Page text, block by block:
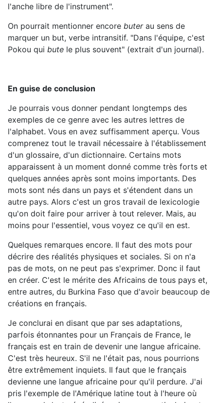
l'anche libre de l'instrument".
On pourrait mentionner encore buterau sens de
marquer un but, verbe intransitif. "Dans l'équipe, c'est
Pokou qui bute le plus souvent" (extrait d'un journal).
En guise de conclusion
Je pourrais vous donner pendant longtemps des
exemples de ce genre avec les autres lettres de
l'alphabet. Vous en avez suffisamment aperçu. Vous
comprenez tout le travail nécessaire à l'établissement
d'un glossaire, d'un dictionnaire. Certains mots
apparaissent à un moment donné comme très forts et
quelques années après sont moins importants. Des
mots sont nés dans un pays et s'étendent dans un
autre pays. Alors c'est un gros travail de lexicologie
qu'on doit faire pour arriver à tout relever. Mais, au
moins pour l'essentiel, vous voyez ce qu'il en est.
Quelques remarques encore. Il faut des mots pour
décrire des réalités physiques et sociales. Si on n'a
pas de mots, on ne peut pas s'exprimer. Donc il faut
en créer. C'est le mérite des Africains de tous pays et,
entre autres, du Burkina Faso que d'avoir beaucoup de
créations en français.
Je conclurai en disant que par ses adaptations,
parfois étonnantes pour un Français de France, le
français est en train de devenir une langue africaine.
C'est très heureux. S'il ne l'était pas, nous pourrions
être extrêmement inquiets. Il faut que le français
devienne une langue africaine pour qu'il perdure. J'ai
pris l'exemple de l'Amérique latine tout à l'heure où